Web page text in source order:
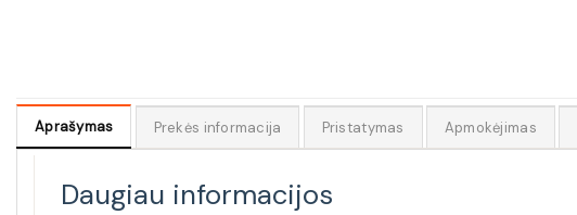
Aprašymas Prekės informacija Pristatymas Apmokėjimas
Daugiau informacijos